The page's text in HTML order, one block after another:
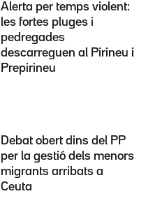
Alerta per temps violent:
les fortes pluges i
pedregades
descarreguen al Pirineu i
Prepirineu
Debat obert dins del PP
per la gestió dels menors
migrants arribats a
Ceuta